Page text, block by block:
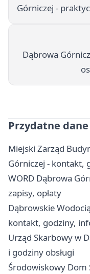
Górniczej -
Dąbrowa
Przydatne
Miejski Zarząd
Górniczej - kontakt,
WORD Dąbrowa
zapisy, opłaty
Dąbrowskie
kontakt, godziny,
Urząd Skarbowy w
i godziny obsługi
Środowiskowy